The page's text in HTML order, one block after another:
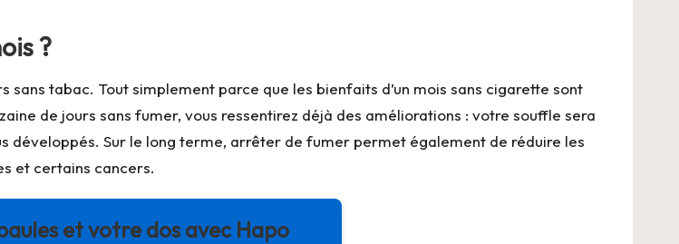
?
tabac. Tout simplement parce que les bienfaits d’un mois sans cigarette sont
de jours sans fumer, vous ressentirez déjà des améliorations : votre souffle sera
développés. Sur le long terme, arrêter de fumer permet également de réduire les
et certains cancers.
et votre dos avec Hapo